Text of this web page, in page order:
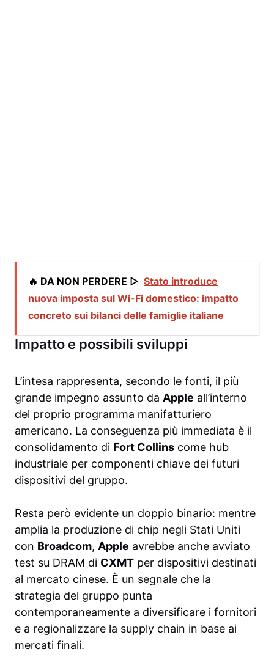
🔥 DA NON PERDERE ▷ Stato introduce
nuova imposta sul Wi-Fi domestico: impatto
concreto sui bilanci delle famiglie italiane
Impatto e possibili sviluppi
L’intesa rappresenta, secondo le fonti, il più
grande impegno assunto da Apple all’interno
del proprio programma manifatturiero
americano. La conseguenza più immediata è il
consolidamento di Fort Collins come hub
industriale per componenti chiave dei futuri
dispositivi del gruppo.
Resta però evidente un doppio binario: mentre
amplia la produzione di chip negli Stati Uniti
con Broadcom, Apple avrebbe anche avviato
test su DRAM di CXMT per dispositivi destinati
al mercato cinese. È un segnale che la
strategia del gruppo punta
contemporaneamente a diversificare i fornitori
e a regionalizzare la supply chain in base ai
mercati finali.